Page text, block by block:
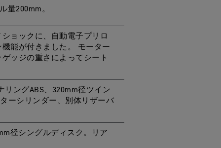
量200mm。
ョックに、自動電子プリロ
能が付きました。 モーター
ッジの重さによってシート
ングABS、320mm径ツイン
ーシリンダー、別体リザーバ
径シングルディスク。リア